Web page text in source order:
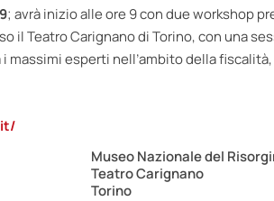
; avrà inizio alle ore 9 con due workshop
il Teatro Carignano di Torino, con una
i massimi esperti nell’ambito della
Museo Nazionale del
Teatro Carignano
Torino